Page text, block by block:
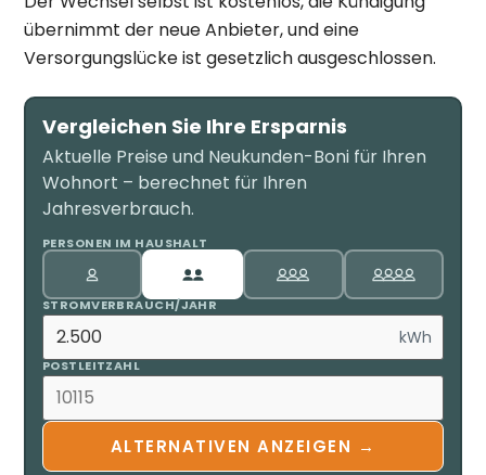
übernimmt der neue Anbieter, und eine
Versorgungslücke ist gesetzlich ausgeschlossen.
Vergleichen Sie Ihre Ersparnis
Aktuelle Preise und Neukunden-Boni für Ihren
Wohnort – berechnet für Ihren
Jahresverbrauch.
PERSONEN IM HAUSHALT
STROMVERBRAUCH/JAHR
kWh
POSTLEITZAHL
ALTERNATIVEN ANZEIGEN →